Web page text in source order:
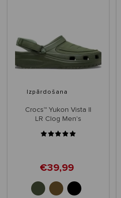
Izpārdošana
Crocs™ Yukon Vista II
LR Clog Men's
€39,99